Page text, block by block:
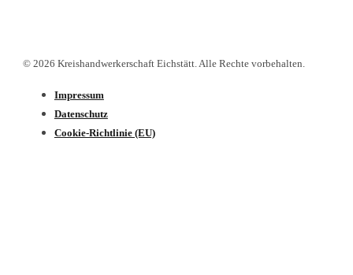
© 2026 Kreishandwerkerschaft Eichstätt. Alle Rechte vorbehalten.
Impressum
Datenschutz­
Cookie-Richtlinie (EU)